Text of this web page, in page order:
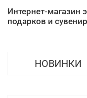
Интернет-магазин
подарков и
НОВИНКИ